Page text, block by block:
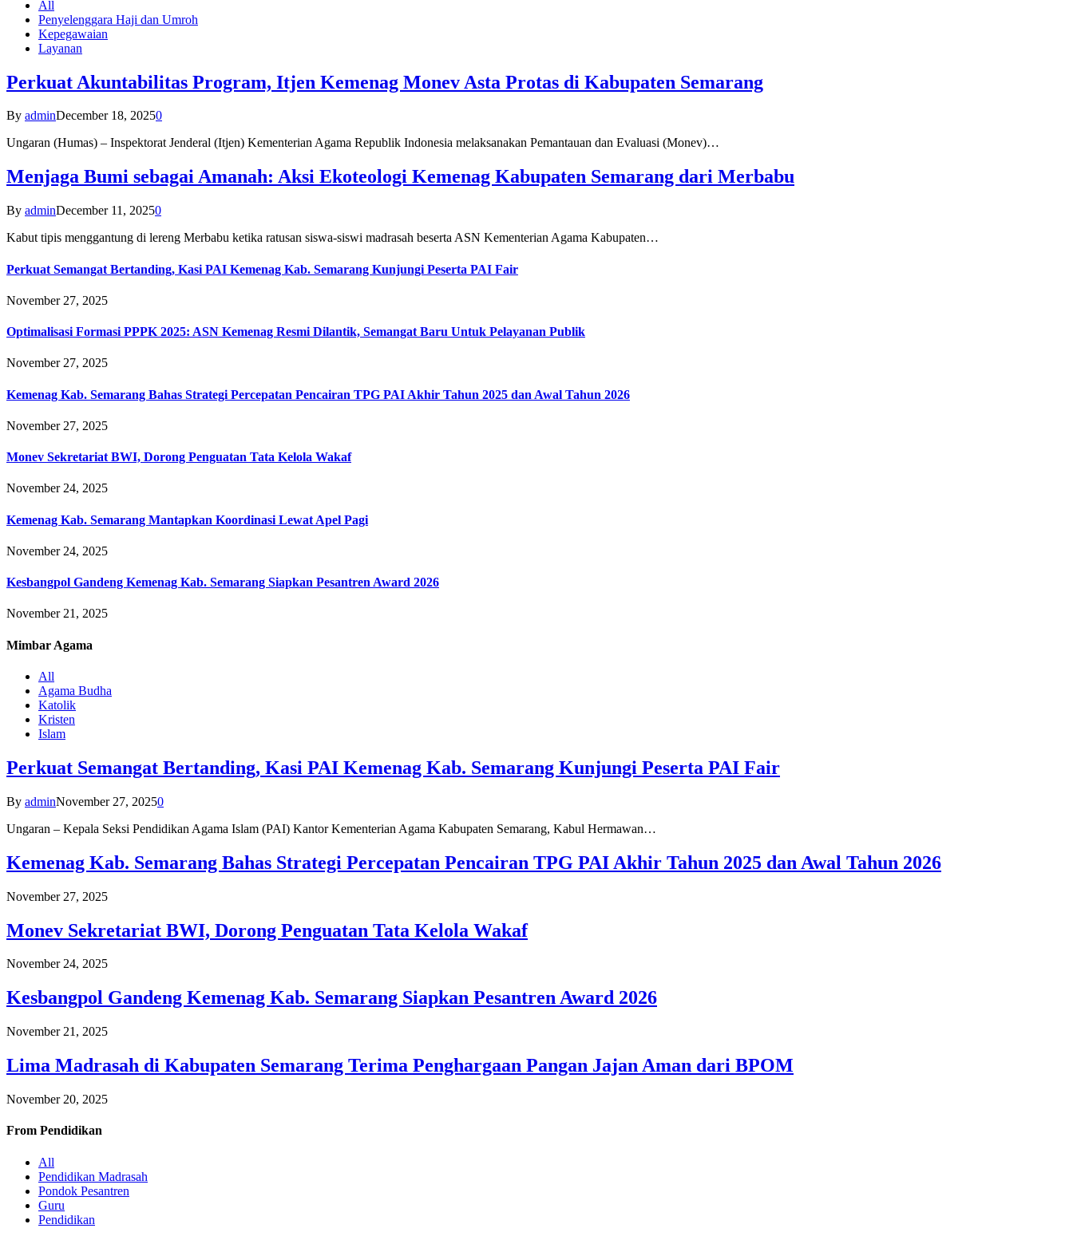
All
Penyelenggara Haji dan Umroh
Kepegawaian
Layanan
Perkuat Akuntabilitas Program, Itjen Kemenag Monev Asta Protas di Kabupaten Semarang
By adminDecember 18, 20250
Ungaran (Humas) – Inspektorat Jenderal (Itjen) Kementerian Agama Republik Indonesia melaksanakan Pemantauan dan Evaluasi (Monev)…
Menjaga Bumi sebagai Amanah: Aksi Ekoteologi Kemenag Kabupaten Semarang dari Merbabu
By adminDecember 11, 20250
Kabut tipis menggantung di lereng Merbabu ketika ratusan siswa-siswi madrasah beserta ASN Kementerian Agama Kabupaten…
Perkuat Semangat Bertanding, Kasi PAI Kemenag Kab. Semarang Kunjungi Peserta PAI Fair
November 27, 2025
Optimalisasi Formasi PPPK 2025: ASN Kemenag Resmi Dilantik, Semangat Baru Untuk Pelayanan Publik
November 27, 2025
Kemenag Kab. Semarang Bahas Strategi Percepatan Pencairan TPG PAI Akhir Tahun 2025 dan Awal Tahun 2026
November 27, 2025
Monev Sekretariat BWI, Dorong Penguatan Tata Kelola Wakaf
November 24, 2025
Kemenag Kab. Semarang Mantapkan Koordinasi Lewat Apel Pagi
November 24, 2025
Kesbangpol Gandeng Kemenag Kab. Semarang Siapkan Pesantren Award 2026
November 21, 2025
Mimbar Agama
All
Agama Budha
Katolik
Kristen
Islam
Perkuat Semangat Bertanding, Kasi PAI Kemenag Kab. Semarang Kunjungi Peserta PAI Fair
By adminNovember 27, 20250
Ungaran – Kepala Seksi Pendidikan Agama Islam (PAI) Kantor Kementerian Agama Kabupaten Semarang, Kabul Hermawan…
Kemenag Kab. Semarang Bahas Strategi Percepatan Pencairan TPG PAI Akhir Tahun 2025 dan Awal Tahun 2026
November 27, 2025
Monev Sekretariat BWI, Dorong Penguatan Tata Kelola Wakaf
November 24, 2025
Kesbangpol Gandeng Kemenag Kab. Semarang Siapkan Pesantren Award 2026
November 21, 2025
Lima Madrasah di Kabupaten Semarang Terima Penghargaan Pangan Jajan Aman dari BPOM
November 20, 2025
From Pendidikan
All
Pendidikan Madrasah
Pondok Pesantren
Guru
Pendidikan